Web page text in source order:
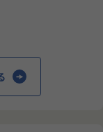
と呼ばれ
最新技術を
す。